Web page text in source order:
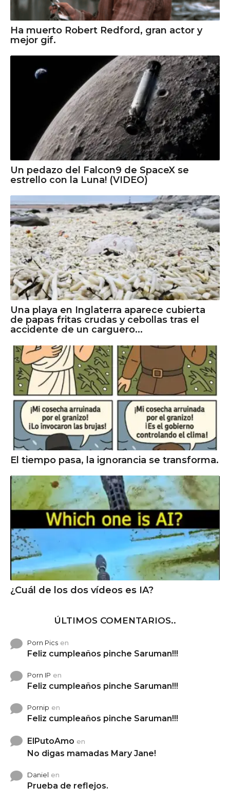
Ha muerto Robert Redford, gran actor y
mejor gif.
Un pedazo del Falcon9 de SpaceX se
estrello con la Luna! (VIDEO)
Una playa en Inglaterra aparece cubierta
de papas fritas crudas y cebollas tras el
accidente de un carguero...
El tiempo pasa, la ignorancia se transforma.
¿Cuál de los dos vídeos es IA?
ÚLTIMOS COMENTARIOS..
Porn Pics en
Feliz cumpleaños pinche Saruman!!!
Porn IP en
Feliz cumpleaños pinche Saruman!!!
Pornip en
Feliz cumpleaños pinche Saruman!!!
ElPutoAmo en
No digas mamadas Mary Jane!
Daniel en
Prueba de reflejos.